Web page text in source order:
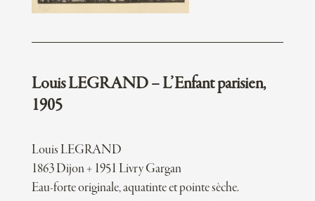
Louis LEGRAND – L’Enfant parisien,
1905
Louis LEGRAND
1863 Dijon + 1951 Livry Gargan
Eau-forte originale, aquatinte et pointe sèche.